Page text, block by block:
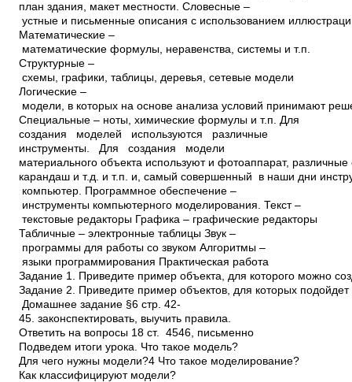
план здания, макет местности. Словесные –
устные и письменные описания с использованием
Математические –
математические формулы, неравенства, системы и т.п.
Структурные –
схемы, графики, таблицы, деревья, сетевые модели
Логические –
модели, в которых на основе анализа условий принимают
Специальные – ноты, химические формулы и т.п. Для
создания моделей используются различные
инструменты. Для создания модели
материального объекта используют и фотоаппарат, различные
карандаш и т.д. и т.п. и, самый совершенный в наши дни
компьютер. Программное обеспечение –
инструменты компьютерного моделирования. Текст –
текстовые редакторы Графика – графические редакторы
Табличные – электронные таблицы Звук –
программы для работы со звуком Алгоритмы –
языки программирования Практическая работа
Задание 1. Приведите пример объекта, для которого можно
Задание 2. Приведите пример объектов, для которых
Домашнее задание §6 стр. 42­
45. законспектировать, выучить правила.
Ответить на вопросы 1­8 ст. 45­46, письменно
Подведем итоги урока. Что такое модель?
Для чего нужны модели?4 Что такое моделирование?
Как классифицируют модели?